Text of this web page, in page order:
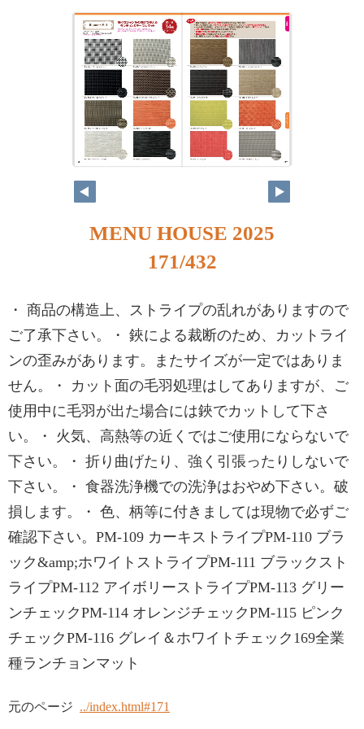
MENU HOUSE 2025
171/432
・ 商品の構造上、ストライプの乱れがありますので
ご了承下さい。・ 鋏による裁断のため、カットライ
ンの歪みがあります。またサイズが一定ではありま
せん。・ カット面の毛羽処理はしてありますが、ご
使用中に毛羽が出た場合には鋏でカットして下さ
い。・ 火気、高熱等の近くではご使用にならないで
下さい。・ 折り曲げたり、強く引張ったりしないで
下さい。・ 食器洗浄機での洗浄はおやめ下さい。破
損します。・ 色、柄等に付きましては現物で必ずご
確認下さい。PM-109 カーキストライプPM-110 ブラ
ック&amp;ホワイトストライプPM-111 ブラックスト
ライプPM-112 アイボリーストライプPM-113 グリー
ンチェックPM-114 オレンジチェックPM-115 ピンク
チェックPM-116 グレイ＆ホワイトチェック169全業
種ランチョンマット
元のページ ../index.html#171